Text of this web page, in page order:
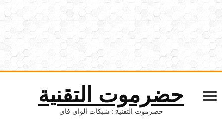
حضرموت التقنية
حضرموت التقنية : شبكات الواي فاي